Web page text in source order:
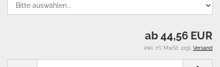
ab 44,56 EUR
inkl. 7% MwSt. zzgl. Versand